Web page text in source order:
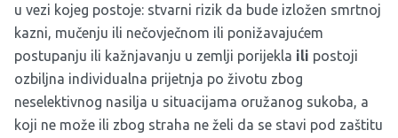
u vezi kojeg postoje: stvarni rizik da bude izložen smrtnoj
kazni, mučenju ili nečovječnom ili ponižavajućem
postupanju ili kažnjavanju u zemlji porijekla ili postoji
ozbiljna individualna prijetnja po životu zbog
neselektivnog nasilja u situacijama oružanog sukoba, a
koji ne može ili zbog straha ne želi da se stavi pod zaštitu